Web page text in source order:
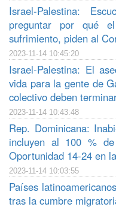
Israel-Palestina:
preguntar por qué
sufrimiento, piden al
2023-11-14 10:45:20
Israel-Palestina: El
vida para la gente de
colectivo deben
2023-11-14 10:43:48
Rep. Dominicana:
incluyen al 100 %
Oportunidad 14-24 en
2023-11-14 10:03:55
Países
tras la cumbre